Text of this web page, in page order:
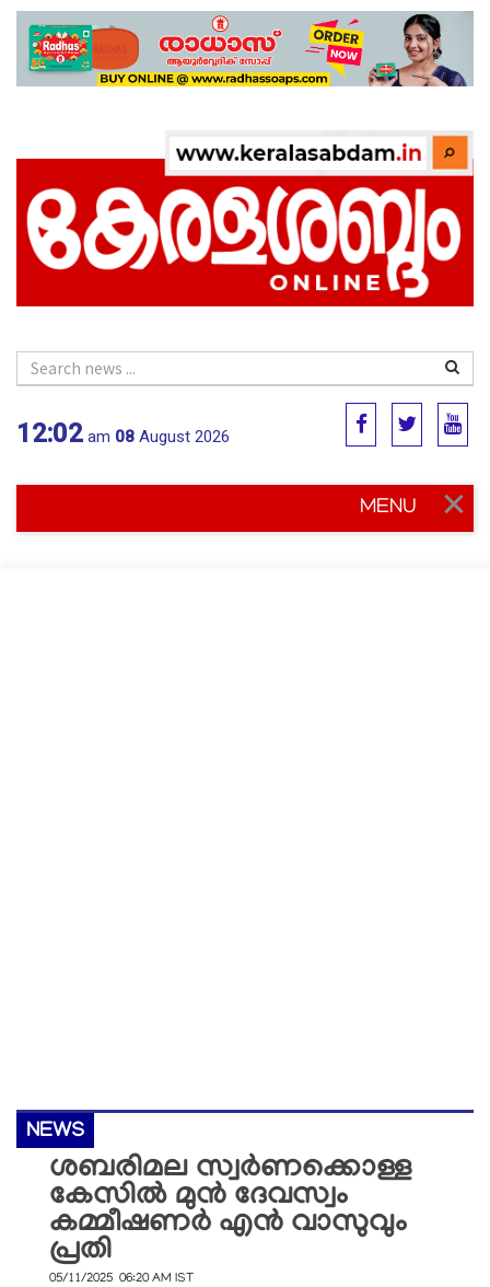
12:02 am 08 August 2026
MENU
NEWS
ശബരിമല സ്വർണക്കൊള്ള
കേസിൽ മുൻ ദേവസ്വം
കമ്മീഷണർ എൻ വാസുവും
പ്രതി
05/11/2025 06:20 AM IST